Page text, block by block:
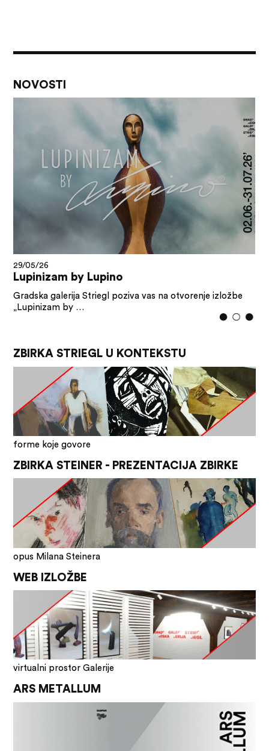
NOVOSTI
29/05/26
Lupinizam by Lupino
Gradska galerija Striegl poziva vas na otvorenje izložbe
„Lupinizam by …
ZBIRKA STRIEGL U KONTEKSTU
forme koje govore
ZBIRKA STEINER - PREZENTACIJA ZBIRKE
opus Milana Steinera
WEB IZLOŽBE
virtualni prostor Galerije
ARS METALLUM